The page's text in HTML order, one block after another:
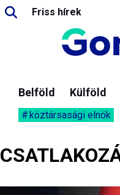
Friss hírek
Belföld Külföld
köztársasági elnök